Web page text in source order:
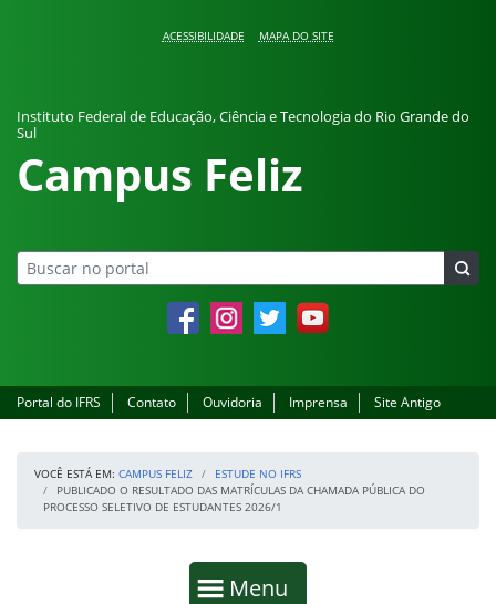
ACESSIBILIDADE MAPA DO SITE
Instituto Federal de Educação, Ciência e Tecnologia do Rio Grande do
Sul
Campus Feliz
FacebookInstagramTwitter YouTube
Portal do IFRS Contato Ouvidoria Imprensa Site Antigo
VOCÊ ESTÁ EM: CAMPUS FELIZ
ESTUDE NO IFRS
PUBLICADO O RESULTADO DAS MATRÍCULAS DA CHAMADA PÚBLICA DO
PROCESSO SELETIVO DE ESTUDANTES 2026/1
Mostrar
Menu